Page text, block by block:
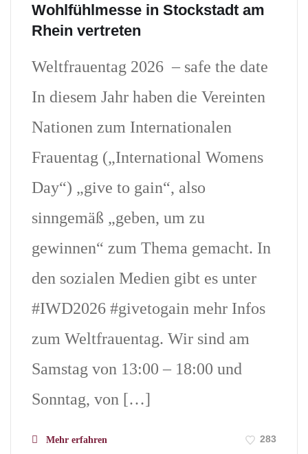
Wohlfühlmesse in Stockstadt am
Rhein vertreten
Weltfrauentag 2026 – safe the date
In diesem Jahr haben die Vereinten
Nationen zum Internationalen
Frauentag („International Womens
Day“) „give to gain“, also
sinngemäß „geben, um zu
gewinnen“ zum Thema gemacht. In
den sozialen Medien gibt es unter
#IWD2026 #givetogain mehr Infos
zum Weltfrauentag. Wir sind am
Samstag von 13:00 – 18:00 und
Sonntag, von […]
Mehr erfahren 283